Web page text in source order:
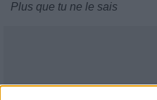
Plus que tu ne le sais